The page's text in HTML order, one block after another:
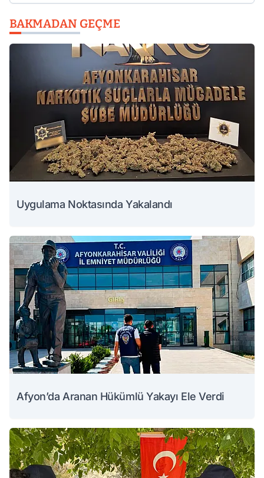
BAKMADAN GEÇME
Uygulama Noktasında Yakalandı
Afyon’da Aranan Hükümlü Yakayı Ele Verdi